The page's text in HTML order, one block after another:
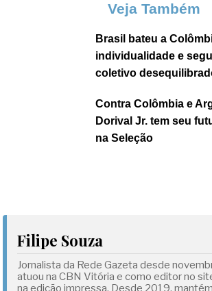
Veja Também
Brasil bateu a
individualidade e
coletivo
Contra Colômbia e
Dorival Jr. tem seu
na Seleção
Filipe Souza
Jornalista da Rede Gazeta desde
atuou na CBN Vitória e como editor no
na edição impressa. Desde 2019,